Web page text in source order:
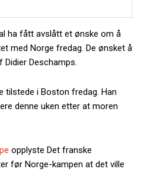
ha fått avslått et ønske om å
med Norge fredag. De ønsket å
Deschamps.
tilstede i Boston fredag. Han
denne uken etter at moren
opplyste Det franske
før Norge-kampen at det ville